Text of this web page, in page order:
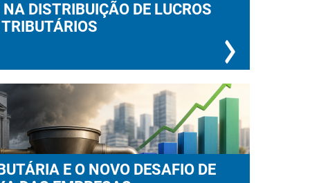
DISTRIBUIÇÃO DE LUCROS
E O NOVO DESAFIO DE